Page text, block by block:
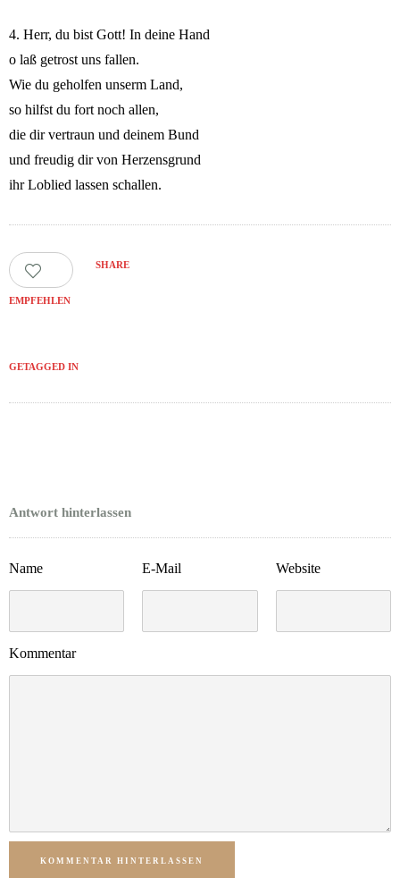
4. Herr, du bist Gott! In deine Hand
o laß getrost uns fallen.
Wie du geholfen unserm Land,
so hilfst du fort noch allen,
die dir vertraun und deinem Bund
und freudig dir von Herzensgrund
ihr Loblied lassen schallen.
EMPFEHLEN
SHARE
GETAGGED IN
Antwort hinterlassen
Name E-Mail Website
Kommentar
KOMMENTAR HINTERLASSEN